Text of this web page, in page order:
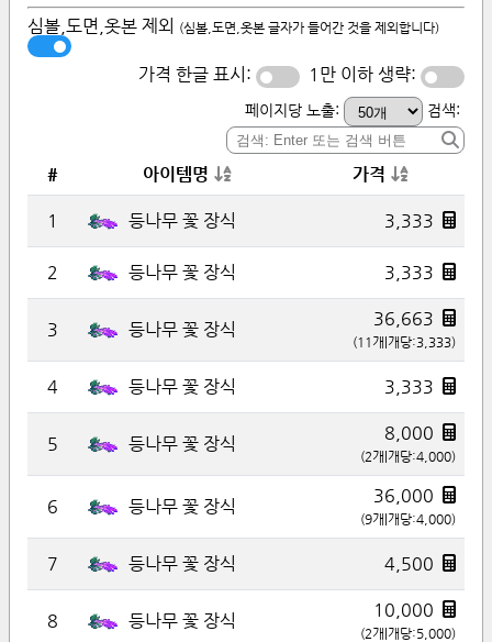
심볼,도면,옷본 제외
(심볼,도면,옷본 글자가 들어간 것을 제외합니다)
가격 한글 표시: 1만 이하 생략:
페이지당 노출: 검색:
# 아이템명 가격
1 등나무 꽃 장식 3,333
2 등나무 꽃 장식 3,333
3 등나무 꽃 장식
36,663
(11 개|개당:3,333)
4 등나무 꽃 장식 3,333
5 등나무 꽃 장식
8,000
(2개|개당:4,000)
6 등나무 꽃 장식
36,000
(9개|개당:4,000)
7 등나무 꽃 장식 4,500
8 등나무 꽃 장식
10,000
(2개|개당:5,000)